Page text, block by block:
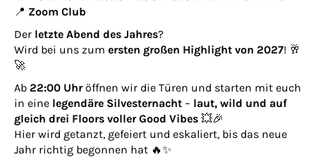
📍 Zoom Club
Der letzte Abend des Jahres?
Wird bei uns zum ersten großen Highlight von 2027! 🥂
🚀
Ab 22:00 Uhröffnen wir die Türen und starten mit euch
in eine legendäre Silvesternacht – laut, wild und auf
gleich drei Floors voller Good Vibes 💥🎉
Hier wird getanzt, gefeiert und eskaliert, bis das neue
Jahr richtig begonnen hat 🔥✨